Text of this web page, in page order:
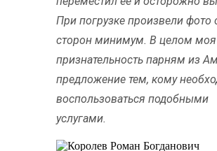
При погрузке произвели фото
сторон минимум. В целом моя
признательность парням из
предложение тем, кому
воспользоваться подобными
услугами.